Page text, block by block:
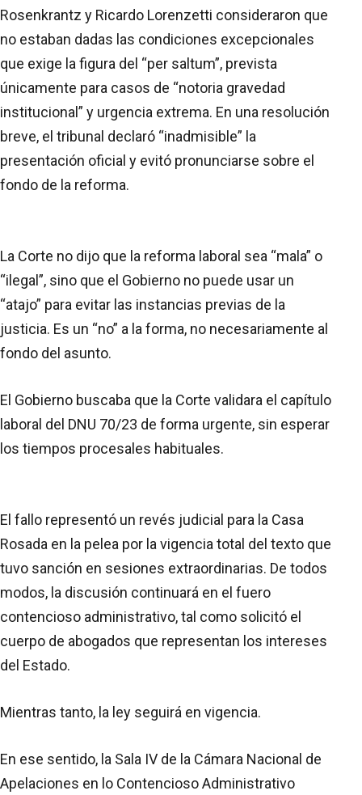
Rosenkrantz y Ricardo Lorenzetti consideraron que
no estaban dadas las condiciones excepcionales
que exige la figura del “per saltum”, prevista
únicamente para casos de “notoria gravedad
institucional” y urgencia extrema. En una resolución
breve, el tribunal declaró “inadmisible” la
presentación oficial y evitó pronunciarse sobre el
fondo de la reforma.
La Corte no dijo que la reforma laboral sea “mala” o
“ilegal”, sino que el Gobierno no puede usar un
“atajo” para evitar las instancias previas de la
justicia. Es un “no” a la forma, no necesariamente al
fondo del asunto.
El Gobierno buscaba que la Corte validara el capítulo
laboral del DNU 70/23 de forma urgente, sin esperar
los tiempos procesales habituales.
El fallo representó un revés judicial para la Casa
Rosada en la pelea por la vigencia total del texto que
tuvo sanción en sesiones extraordinarias. De todos
modos, la discusión continuará en el fuero
contencioso administrativo, tal como solicitó el
cuerpo de abogados que representan los intereses
del Estado.
Mientras tanto, la ley seguirá en vigencia.
En ese sentido, la Sala IV de la Cámara Nacional de
Apelaciones en lo Contencioso Administrativo